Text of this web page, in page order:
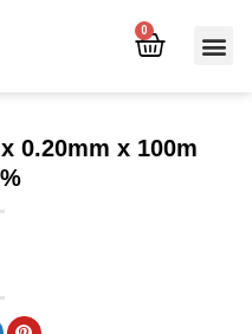
0
0.20mm x 100m